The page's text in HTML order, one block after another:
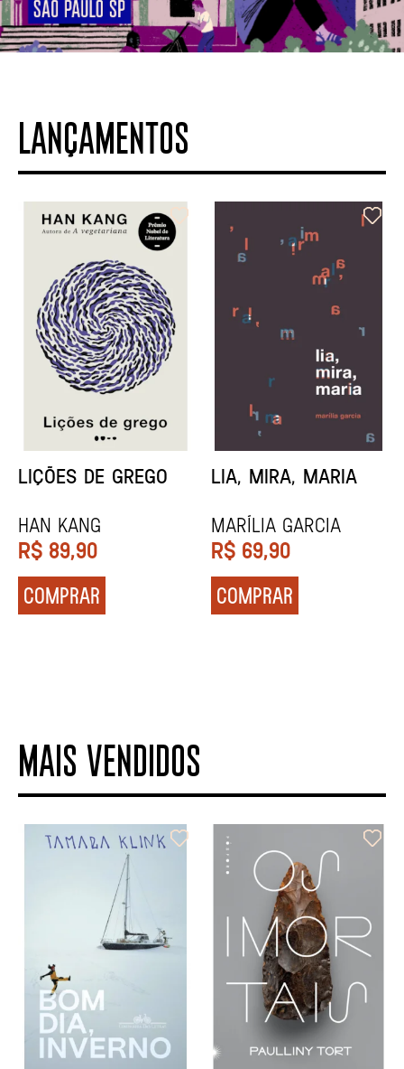
LANÇAMENTOS
MINHA MÃE E A
Marina Tvetáieva
R$ 49,90
COMPRAR
TODA CAIXA-PRETA
Jeovanna Vieira
R$ 89,90
COMPRAR
MAIS VENDIDOS